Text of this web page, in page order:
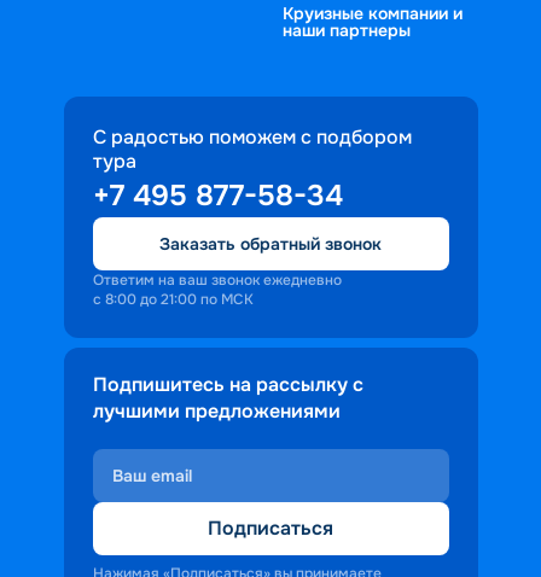
Круизные компании и
наши партнеры
С радостью поможем с подбором
тура
+7 495 877-58-34
Заказать обратный звонок
Ответим на ваш звонок ежедневно
с 8:00 до 21:00 по МСК
Подпишитесь на рассылку с
лучшими предложениями
Подписаться
Нажимая «Подписаться» вы принимаете